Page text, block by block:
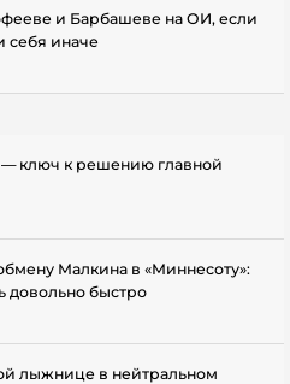
и Барбашеве на ОИ, если
себя иначе
ключ к решению главной
Малкина в «Миннесоту»:
довольно быстро
лыжнице в нейтральном